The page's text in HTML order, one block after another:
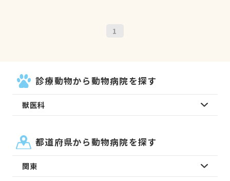
1
診療動物から動物病院を探す
獣医科
都道府県から動物病院を探す
関東